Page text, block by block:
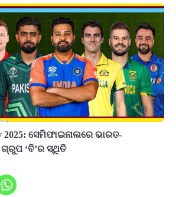
2025: ସେମିଫାଇନାଲରେ ଭାରତ-
‘ବି’ର ସ୍ଥିତି